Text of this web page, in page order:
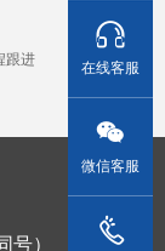
跟进
号）
在线客服
微信客服